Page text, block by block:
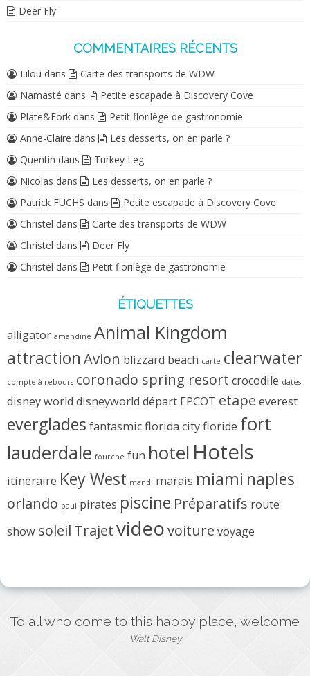
Deer Fly
COMMENTAIRES RÉCENTS
Lilou dans
Carte des transports de WDW
Namasté dans
Petite escapade à Discovery Cove
Plate&Fork dans
Petit florilège de gastronomie
Anne-Claire dans
Les desserts, on en parle ?
Quentin dans
Turkey Leg
Nicolas dans
Les desserts, on en parle ?
Patrick FUCHS dans
Petite escapade à Discovery Cove
Christel dans
Carte des transports de WDW
Christel dans
Deer Fly
Christel dans Petit florilège de gastronomie
ÉTIQUETTES
alligator amandine Animal Kingdom
attraction Avion blizzard beach carte clearwater
compte à rebours coronado spring resort crocodile dates
disney world disneyworld départ EPCOT etape everest
everglades fantasmicflorida cityfloride fort
lauderdale fourche fun hotel Hotels
itinéraire Key West mandi marais miami naples
orlando paul pirates piscine Préparatifs route
show soleil Trajetvideovoiture voyage
To all who come to this happy place, welcome
Walt Disney